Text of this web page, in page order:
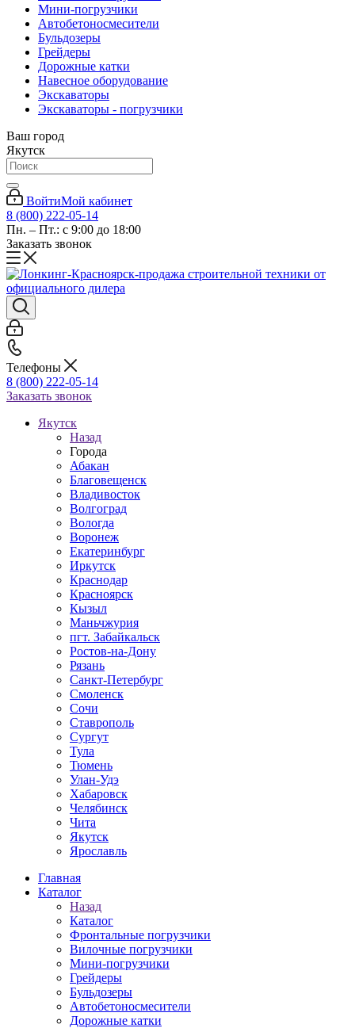
Мини-погрузчики
Автобетоносмесители
Бульдозеры
Грейдеры
Дорожные катки
Навесное оборудование
Экскаваторы
Экскаваторы - погрузчики
Ваш город
Якутск
ВойтиМой кабинет
8 (800) 222-05-14
Пн. – Пт.: с 9:00 до 18:00
Заказать звонок
Телефоны
8 (800) 222-05-14
Заказать звонок
Якутск
Назад
Города
Абакан
Благовещенск
Владивосток
Волгоград
Вологда
Воронеж
Екатеринбург
Иркутск
Краснодар
Красноярск
Кызыл
Маньчжурия
пгт. Забайкальск
Ростов-на-Дону
Рязань
Санкт-Петербург
Смоленск
Сочи
Ставрополь
Сургут
Тула
Тюмень
Улан-Удэ
Хабаровск
Челябинск
Чита
Якутск
Ярославль
Главная
Каталог
Назад
Каталог
Фронтальные погрузчики
Вилочные погрузчики
Мини-погрузчики
Грейдеры
Бульдозеры
Автобетоносмесители
Дорожные катки